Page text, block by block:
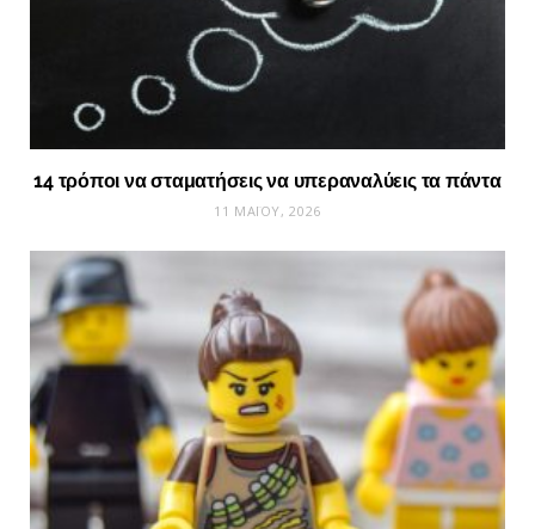
14 τρόποι να σταματήσεις να υπεραναλύεις τα πάντα
11 ΜΑΪ́ΟΥ, 2026